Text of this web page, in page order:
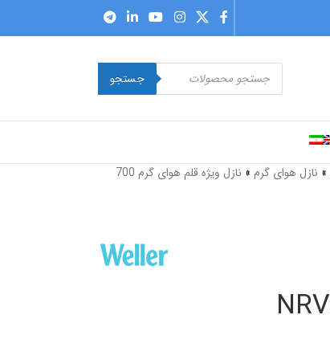
جستجو
» نازل هوای گرم»
نازل ویژه قلم هوای گرم 700